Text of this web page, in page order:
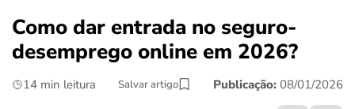
crédito fácil
últimas notícias
Como dar entrada no seguro-
desemprego online em 2026?
14 min leitura Salvar artigo Publicação: 08/01/2026